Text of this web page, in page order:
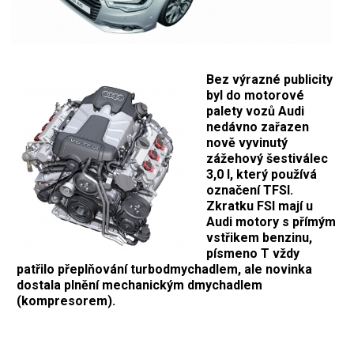
Bez výrazné publicity
byl do motorové
palety vozů Audi
nedávno zařazen
nově vyvinutý
zážehový šestiválec
3,0 l, který používá
označení TFSI.
Zkratku FSI mají u
Audi motory s přímým
vstřikem benzinu,
písmeno T vždy
patřilo přeplňování turbodmychadlem, ale novinka
dostala plnění mechanickým dmychadlem
(kompresorem).